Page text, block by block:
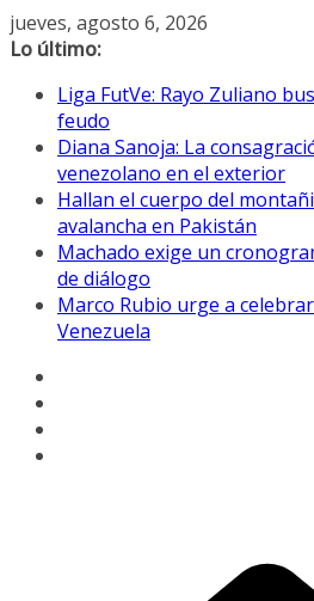
Saltar
al
jueves, agosto 6, 2026
Lo último:
Liga FutVe: Rayo Zuliano
feudo
Diana Sanoja: La
venezolano en el exterior
Hallan el cuerpo del
avalancha en Pakistán
Machado exige un
de diálogo
Marco Rubio urge a
Venezuela